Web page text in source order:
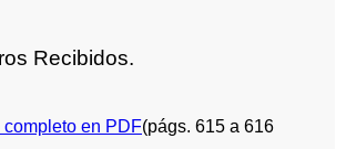
Recibidos.
completo en PDF(págs. 615 a 616